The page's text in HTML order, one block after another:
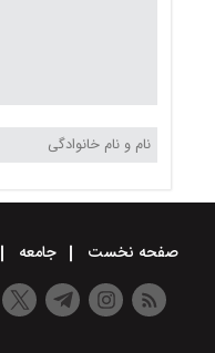
صفحه نخست جامعه